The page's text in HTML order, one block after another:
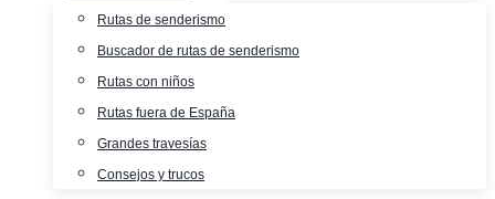
Rutas de senderismo
Buscador de rutas de senderismo
Rutas con niños
Rutas fuera de España
Grandes travesías
Consejos y trucos